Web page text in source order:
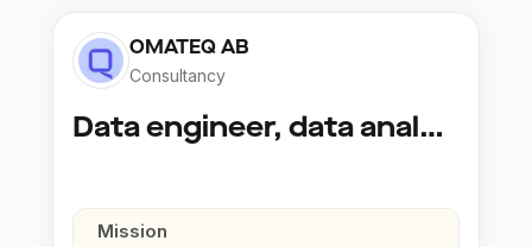
OMATEQ AB
Consultancy
Data engineer, data analyst
Mission